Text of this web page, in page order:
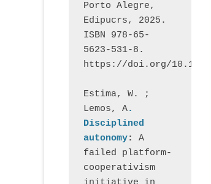
Porto Alegre,
Edipucrs, 2025.
ISBN 978-65-
5623-531-8.
https://doi.org/
Estima, W. ;
Lemos, A.
Disciplined
autonomy: A
failed platform-
cooperativism